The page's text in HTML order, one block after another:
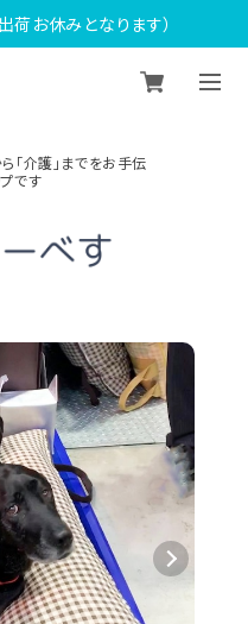
荷お休みとなります）
「介護」までをお手伝
です